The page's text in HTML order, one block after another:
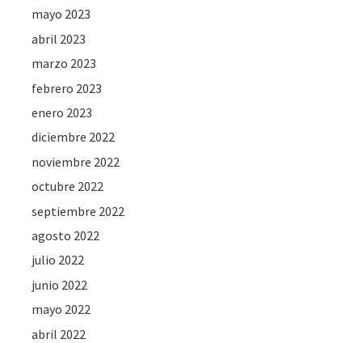
mayo 2023
abril 2023
marzo 2023
febrero 2023
enero 2023
diciembre 2022
noviembre 2022
octubre 2022
septiembre 2022
agosto 2022
julio 2022
junio 2022
mayo 2022
abril 2022